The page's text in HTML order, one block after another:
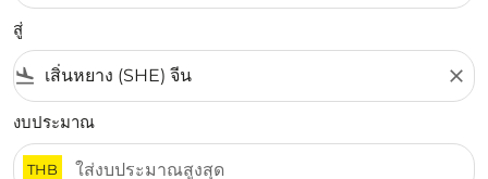
สู่
flight_land close
งบประมาณ
THB